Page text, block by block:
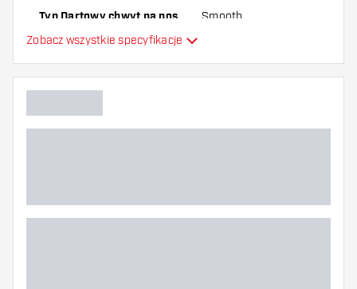
Typ Dartowy chwyt na nos Smooth
Kolor lotki
Zobacz wszystkie specyfikacje